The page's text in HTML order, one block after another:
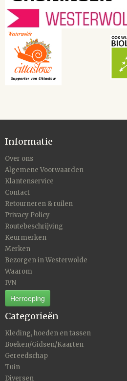
Informatie
Over ons
Algemene Voorwaarden
Klantenservice
Contact
Retourneren & ruilen
Privacy Policy
Routebeschrijving
Keurmerken
Merken
Bezorgen in Westerwolde
Waarom
IVN
Herroeping
Categorieën
Kleding, hoeden en tassen
Boeken/Gidsen/Kaarten
Gereedschap
Tuin
Diversen